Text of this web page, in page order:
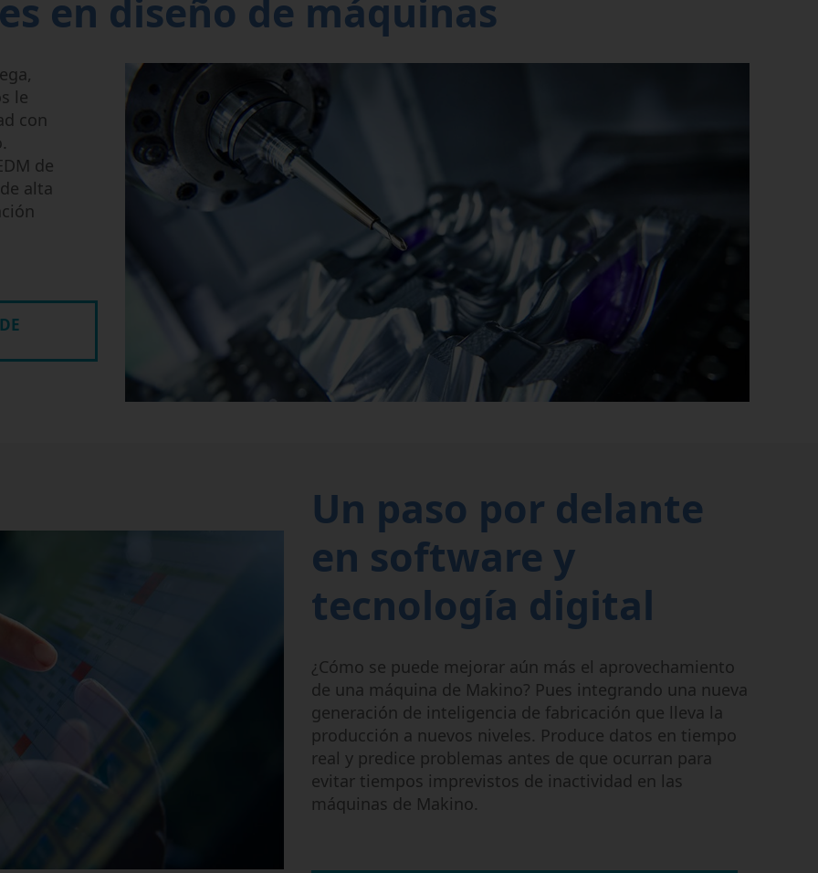
Micromecanizado Semi-Conductor
en diseño de máquinas
le
con
de
alta
Un paso por delante
en software y
tecnología digital
¿Cómo se puede mejorar aún más el aprovechamiento
de una máquina de Makino? Pues integrando una nueva
generación de inteligencia de fabricación que lleva la
producción a nuevos niveles. Produce datos en tiempo
real y predice problemas antes de que ocurran para
evitar tiempos imprevistos de inactividad en las
máquinas de Makino.